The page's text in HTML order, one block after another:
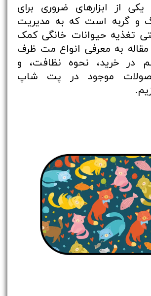
از ابزارهای ضروری برای
و گربه است که به مدیریت
تغذیه حیوانات خانگی کمک
به معرفی انواع مت ظرف
در خرید، نحوه نظافت، و
موجود در پت شاپ